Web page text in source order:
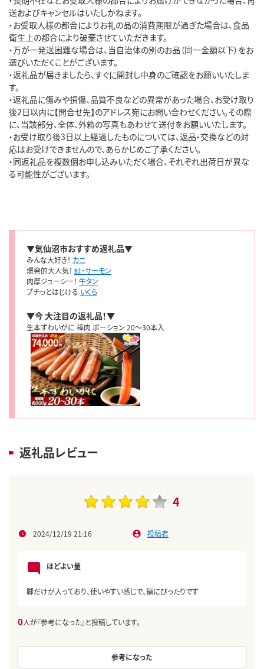
送およびキャンセルはいたしかねます。
・お受取人様の都合によりお礼の品の消費期限が過ぎた場合は、食品
衛生上の都合により破棄させていただきます。
・万が一発送困難な場合は、当自治体の別のお品（同一金額以下）をお
選びいただくことがございます。
・返礼品が届きましたら、すぐに開封し中身のご確認をお願いいたしま
す。
・返礼品に傷みや損傷、品質不良などの異常があった場合、お受け取り
後2日以内に【問合せ先】のアドレス宛にお問い合わせください。その際
に、当該部分、全体、外箱の写真もあわせて送付をお願いいたします。
・お受け取り後3日以上経過したものについては、返品・交換などの対
応はお受けできませんので、あらかじめご了承ください。
・同返礼品を複数個お申し込みいただく場合、それぞれ出荷日が異な
る可能性がございます。
▼気仙沼市おすすめ返礼品▼
みんな大好き！ カニ
爆発的大人気！ 鮭・サーモン
肉厚ジューシー！ 牛タン
プチっとはじける いくら
▼今 大注目の返礼品！▼
生本ずわいがに 棒肉 ポーション 20～30本入
返礼品レビュー
4
2024/12/19 21:16 投稿者
ほどよい量
脚だけが入っており、使いやすい感じで、鍋にぴったりです
0人が『参考になった』と投稿しています。
参考になった